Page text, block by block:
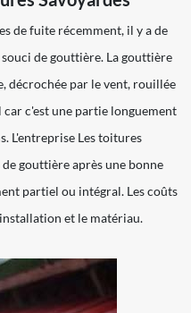
de fuite récemment, il y a de
de gouttière. La gouttière
décrochée par le vent, rouillée
c'est une partie longuement
L'entreprise Les toitures
gouttière après une bonne
partiel ou intégral. Les coûts
et le matériau.